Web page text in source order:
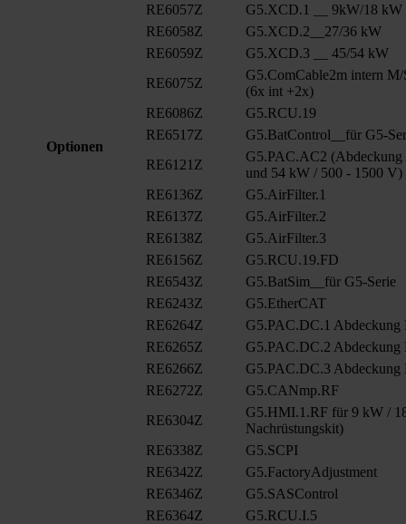
Optionen
RE6057Z
G5.XCD.1 __ 9kW/18 kW
RE6058Z
G5.XCD.2__27/36 kW
RE6059Z
G5.XCD.3 __ 45/54 kW
RE6075Z
G5.ComCable2m intern
(6x int +2x)
RE6086Z
G5.RCU.19
RE6517Z
G5.BatControl__für G5-
RE6121Z
G5.PAC.AC2
und 54 kW / 500 - 1500 V)
RE6136Z
G5.AirFilter.1
RE6137Z
G5.AirFilter.2
RE6138Z
G5.AirFilter.3
RE6156Z
G5.RCU.19.FD
RE6543Z
G5.BatSim__für G5-Serie
RE6243Z
G5.EtherCAT
RE6264Z
G5.PAC.DC.1
RE6265Z
G5.PAC.DC.2
RE6266Z
G5.PAC.DC.3
RE6272Z
G5.CANmp.RF
RE6304Z
G5.HMI.1.RF für 9 kW /
Nachrüstungskit)
RE6338Z
G5.SCPI
RE6342Z
G5.FactoryAdjustment
RE6346Z
G5.SASControl
RE6364Z
G5.RCU.I.5